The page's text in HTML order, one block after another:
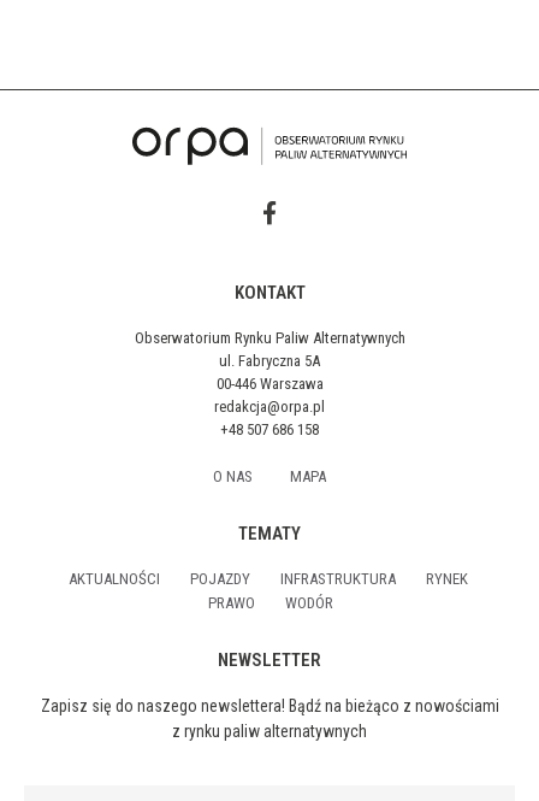
KONTAKT
Obserwatorium Rynku Paliw Alternatywnych
ul. Fabryczna 5A
00-446 Warszawa
redakcja@orpa.pl
+48 507 686 158
O NAS MAPA
TEMATY
AKTUALNOŚCI POJAZDY INFRASTRUKTURA
RYNEK
PRAWO
WODÓR
NEWSLETTER
Zapisz się do naszego newslettera! Bądź na bieżąco z nowościami
z rynku paliw alternatywnych